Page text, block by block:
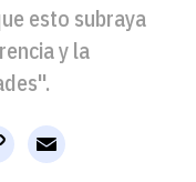
esto subraya
y la
Copy
Link
Email